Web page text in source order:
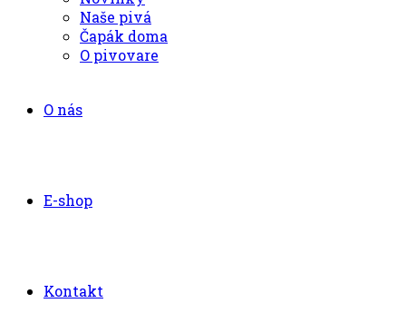
Naše pivá
Čapák doma
O pivovare
O nás
E-shop
Kontakt